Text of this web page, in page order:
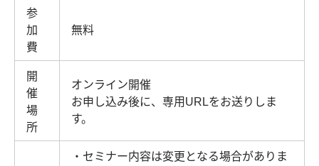
参
加
費
無料
開
催
場
所
オンライン開催
お申し込み後に、専用URLをお送りしま
す。
・セミナー内容は変更となる場合がありま